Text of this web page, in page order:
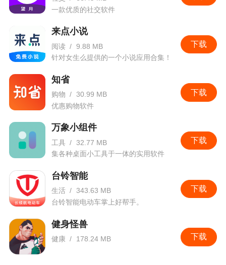
一款优质的社交软件
下载
来点小说
阅读 / 9.88 MB
针对女生么提供的一个小说应用合集！
下载
知省
购物 / 30.99 MB
优惠购物软件
下载
万象小组件
工具 / 32.77 MB
集各种桌面小工具于一体的实用软件
下载
台铃智能
生活 / 343.63 MB
台铃智能电动车掌上好帮手。
下载
健身怪兽
健康 / 178.24 MB